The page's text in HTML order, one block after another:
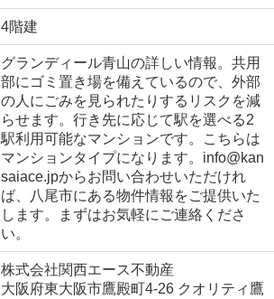
4階建
グランディール青山の詳しい情報。共用
部にゴミ置き場を備えているので、外部
の人にごみを見られたりするリスクを減
らせます。行き先に応じて駅を選べる2
駅利用可能なマンションです。こちらは
マンションタイプになります。info@kan
saiace.jpからお問い合わせいただけれ
ば、八尾市にある物件情報をご提供いた
します。まずはお気軽にご連絡くださ
い。
株式会社関西エース不動産
大阪府東大阪市鷹殿町4-26 クオリティ鷹